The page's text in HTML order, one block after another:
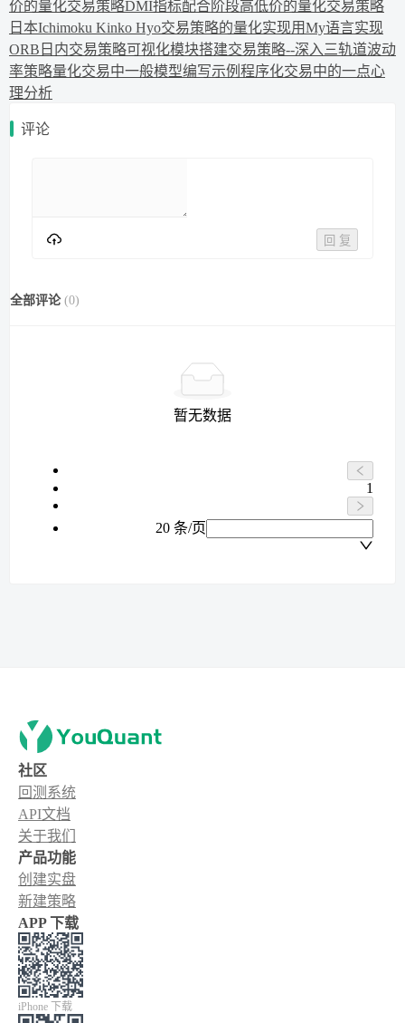
价的量化交易策略DMI指标配合阶段高低价的量化交易策略
日本Ichimoku Kinko Hyo交易策略的量化实现用My语言实现
ORB日内交易策略可视化模块搭建交易策略--深入 三轨道波动
率策略量化交易中一般模型编写示例 程序化交易中的一点心
理分析
评论
回 复
全部评论 (0)
暂无数据
1
20 条/页
社区
回测系统
API文档
关于我们
产品功能
创建实盘
新建策略
APP 下载
iPhone 下载